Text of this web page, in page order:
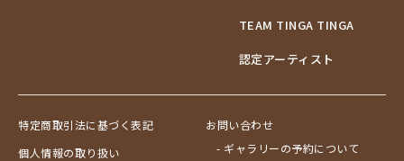
TEAM TINGA TINGA
認定アーティスト
特定商取引法に基づく表記
個人情報の取り扱い
お問い合わせ
- ギャラリーの予約について